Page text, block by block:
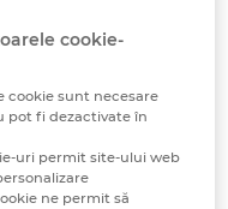
work.
ever-
world.
cookie-
cookie sunt necesare
pot fi dezactivate în
uri permit site-ului web
ne permit să